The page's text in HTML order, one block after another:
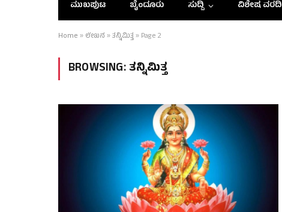
ಮುಖಪುಟ ಬೈಂದೂರು ಸುದ್ದಿ ವಿಶೇಷ ವರದಿ
Home » ಲೇಖನ »ತನ್ನಿಮಿತ್ತ» Page 2
BROWSING:ತನ್ನಿಮಿತ್ತ